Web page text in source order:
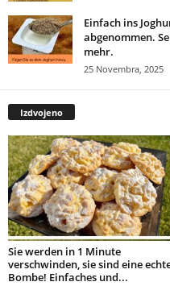
Einfach ins
abgenommen.
mehr.
25 Novembra, 2025
Izdvojeno
Sie werden in 1 Minute
verschwinden, sie sind eine
Bombe! Einfaches und...